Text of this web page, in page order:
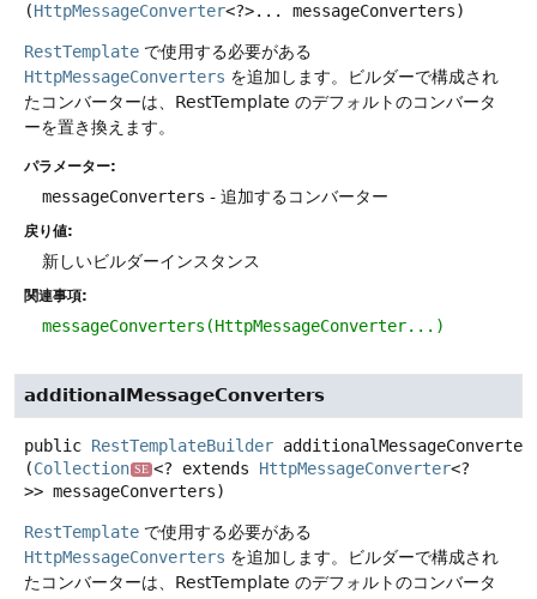
(HttpMessageConverter<?>... messageConverters)
RestTemplate で使用する必要がある
HttpMessageConverters を追加します。ビルダーで構成され
たコンバーターは、RestTemplate のデフォルトのコンバータ
ーを置き換えます。
パラメーター:
messageConverters - 追加するコンバーター
戻り値:
新しいビルダーインスタンス
関連事項:
messageConverters(HttpMessageConverter...)
additionalMessageConverters
public RestTemplateBuilder
(Collection SE <? extends HttpMessageConverter<?
>> messageConverters)
RestTemplate で使用する必要がある
HttpMessageConverters を追加します。ビルダーで構成され
たコンバーターは、RestTemplate のデフォルトのコンバータ